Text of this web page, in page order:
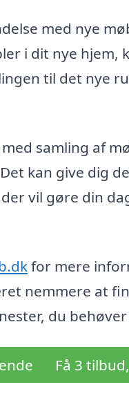
med nye
i dit nye hjem,
til det nye
samling af
kan give dig
vil gøre din
for mere
nemmere at
du
Få 3